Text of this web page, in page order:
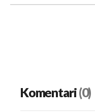
Komentari(0)